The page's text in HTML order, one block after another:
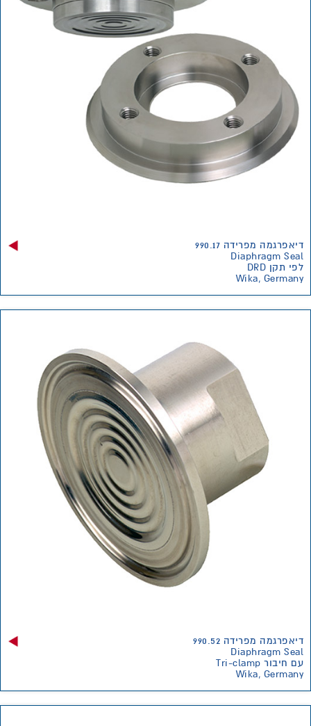
דיאפרגמה מפרידה 990.17
Diaphragm Seal
לפי תקן DRD
Wika, Germany
דיאפרגמה מפרידה 990.52
Diaphragm Seal
עם חיבור Tri-clamp
Wika, Germany